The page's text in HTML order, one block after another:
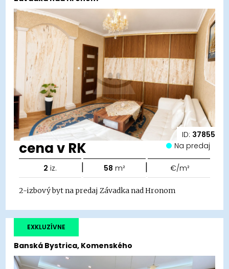
ID: 37855
cena v RK Na predaj
2 iz. | 58 m² | €/m²
2-izbový byt na predaj Závadka nad Hronom
Banská Bystrica, Komenského
EXKLUZÍVNE